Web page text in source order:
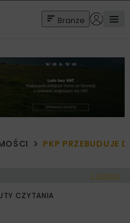
Branże
PKP PRZEBUDUJE
< Cofnij
CZYTANIA